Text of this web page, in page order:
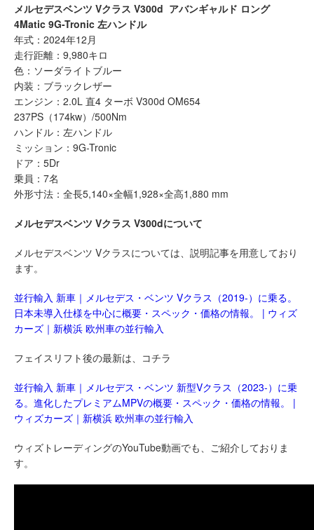
メルセデスベンツ Vクラス V300d アバンギャルド ロング
4Matic 9G-Tronic 左ハンドル
年式：2024年12月
走行距離：9,980キロ
色：ソーダライトブルー
内装：ブラックレザー
エンジン：2.0L 直4 ターボ V300d OM654
237PS（174kw）/500Nm
ハンドル：左ハンドル
ミッション：9G-Tronic
ドア：5Dr
乗員：7名
外形寸法：全長5,140×全幅1,928×全高1,880 mm
メルセデスベンツ Vクラス V300dについて
メルセデスベンツ Vクラスについては、説明記事を用意しており
ます。
並行輸入 新車｜メルセデス・ベンツ Vクラス（2019-）に乗る。
日本未導入仕様を中心に概要・スペック・価格の情報。 | ウィズ
カーズ｜新横浜 欧州車の並行輸入
フェイスリフト後の最新は、コチラ
並行輸入 新車｜メルセデス・ベンツ 新型Vクラス（2023-）に乗
る。進化したプレミアムMPVの概要・スペック・価格の情報。 |
ウィズカーズ｜新横浜 欧州車の並行輸入
ウィズトレーディングのYouTube動画でも、ご紹介しておりま
す。